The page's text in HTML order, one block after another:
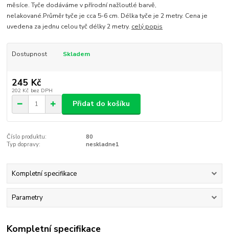
měsíce. Tyče dodáváme v přírodní nažloutlé barvě,
nelakované.Průměr tyče je cca 5-6 cm. Délka tyče je 2 metry. Cena je
uvedena za jednu celou tyč délky 2 metry. celý popis
Dostupnost Skladem
245 Kč
202 Kč bez DPH
Přidat do košíku
Číslo produktu:
80
Typ dopravy:
neskladne1
Kompletní specifikace
Parametry
Kompletní specifikace